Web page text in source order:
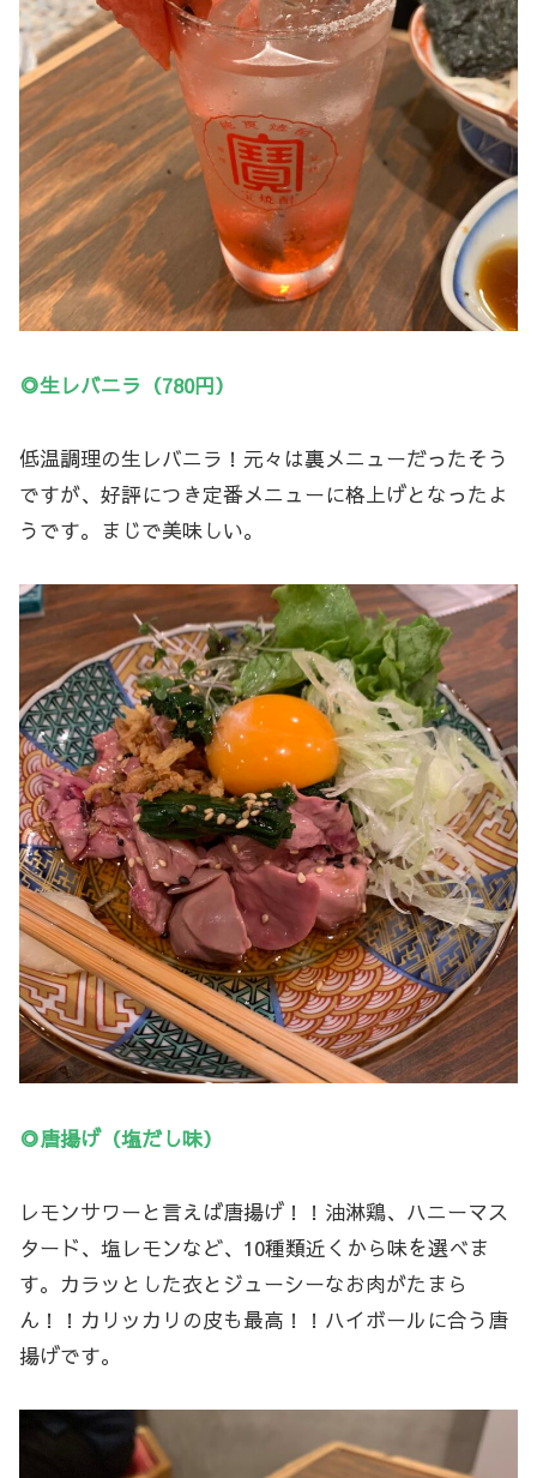
◎生レバニラ（780円）
低温調理の生レバニラ！元々は裏メニューだったそう
ですが、好評につき定番メニューに格上げとなったよ
うです。まじで美味しい。
◎唐揚げ（塩だし味）
レモンサワーと言えば唐揚げ！！油淋鶏、ハニーマス
タード、塩レモンなど、10種類近くから味を選べま
す。カラッとした衣とジューシーなお肉がたまら
ん！！カリッカリの皮も最高！！ハイボールに合う唐
揚げです。